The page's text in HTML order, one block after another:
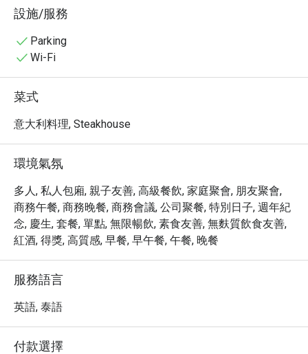
・Rossini's 的菜單精心設計，融合了傳統義大利風味與現
代烹飪技巧。必嚐的包括新鮮的松露料理、口感豐富的羊
排以及令人難忘的義式燴飯。餐廳提供多種精選葡萄酒，
完美搭配每一道佳餚。
點。無論是浪漫的晚餐約會，還是與朋友共享美食，
Rossini's 都是您的理想之選。
・立即透過 Eatigo 預訂 Rossini's，享受高達 5 折的獨家
設施/服務
Parking
Wi-Fi
菜式
意大利料理, Steakhouse
環境氣氛
多人, 私人包廂, 親子友善, 高級餐飲, 家庭聚會, 朋友聚會,
商務午餐, 商務晚餐, 商務會議, 公司聚餐, 特別日子, 週年紀
念, 慶生, 套餐, 單點, 無限暢飲, 素食友善, 無麩質飲食友善,
紅酒, 得獎, 高質感, 早餐, 早午餐, 午餐, 晚餐
服務語言
英語, 泰語
付款選擇